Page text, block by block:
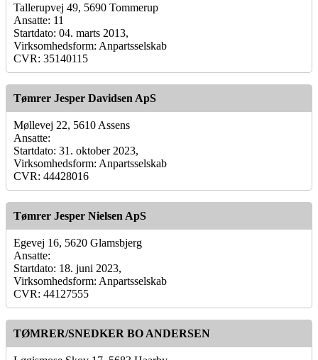
Tallerupvej 49, 5690 Tommerup
Ansatte: 11
Startdato: 04. marts 2013,
Virksomhedsform: Anpartsselskab
CVR: 35140115
Tømrer Jesper Davidsen ApS
Møllevej 22, 5610 Assens
Ansatte:
Startdato: 31. oktober 2023,
Virksomhedsform: Anpartsselskab
CVR: 44428016
Tømrer Jesper Nielsen ApS
Egevej 16, 5620 Glamsbjerg
Ansatte:
Startdato: 18. juni 2023,
Virksomhedsform: Anpartsselskab
CVR: 44127555
TØMRER/SNEDKER BO ANDERSEN